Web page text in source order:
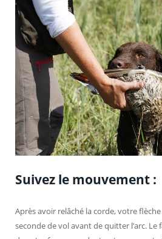
Suivez le mouvement :
Après avoir relâché la corde, votre
seconde de vol avant de quitter l’arc.